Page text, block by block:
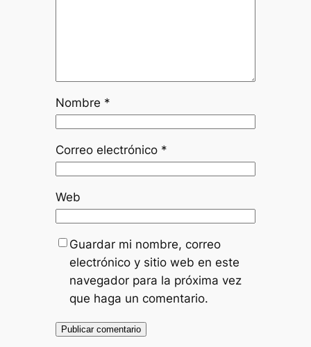
Nombre *
Correo electrónico *
Web
Guardar mi nombre, correo
electrónico y sitio web en este
navegador para la próxima vez
que haga un comentario.